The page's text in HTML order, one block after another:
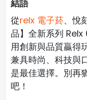
結語
從relx 電子菸、悅
品】全新系列 Relx
用創新與品質贏得
兼具時尚、科技與
是最佳選擇。別再
吧！